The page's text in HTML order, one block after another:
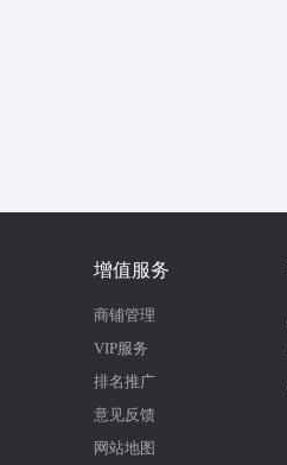
增值服务
商铺管理
VIP服务
排名推广
意见反馈
网站地图